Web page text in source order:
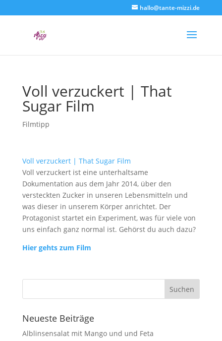
hallo@tante-mizzi.de
Voll verzuckert | That
Sugar Film
Filmtipp
Voll verzuckert | That Sugar Film
Voll verzuckert ist eine unterhaltsame
Dokumentation aus dem Jahr 2014, über den
versteckten Zucker in unseren Lebensmitteln und
was dieser in unserem Körper anrichtet. Der
Protagonist startet ein Experiment, was für viele von
uns einfach ganz normal ist. Gehörst du auch dazu?
Hier gehts zum Film
Neueste Beiträge
Alblinsensalat mit Mango und und Feta